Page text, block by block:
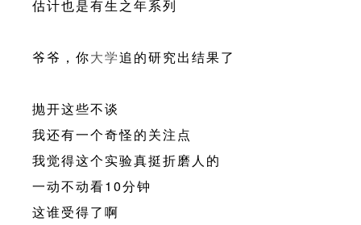
估计也是有生之年系列
爷爷，你大学追的研究出结果了
抛开这些不谈
我还有一个奇怪的关注点
我觉得这个实验真挺折磨人的
一动不动看10分钟
这谁受得了啊